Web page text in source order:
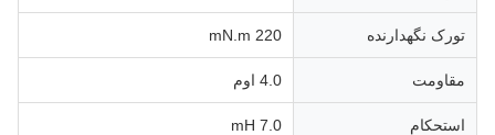
تورک نگهدارنده 220 mN.m
مقاومت 4.0 اوم
استحکام 7.0 mH